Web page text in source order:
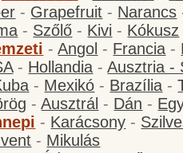
- Grapefruit - Narancs
- Szőlő - Kivi - Kókusz
-Angol - Francia -
- Hollandia -Ausztria -
- Mexikó - Brazília -
-Ausztrál - Dán -
- Karácsony -
- Mikulás